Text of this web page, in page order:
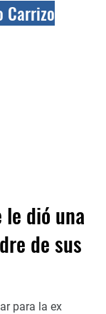
Carrizo
dió una
de sus
para la ex